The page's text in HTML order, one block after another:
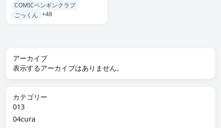
COMICペンギンクラブ
ごっくん +48
アーカイブ
表示するアーカイブはありません。
カテゴリー
013
04cura